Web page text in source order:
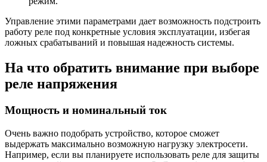
Управление этими параметрами дает возможность подстроить
работу реле под конкретные условия эксплуатации, избегая
ложных срабатываний и повышая надежность системы.
На что обратить внимание при выборе
реле напряжения
Мощность и номинальный ток
Очень важно подобрать устройство, которое сможет
выдержать максимально возможную нагрузку электросети.
Например, если вы планируете использовать реле для защиты